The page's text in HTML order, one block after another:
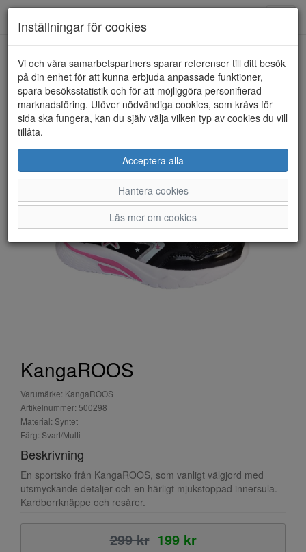
HEM KANGAROOS
KangaROOS
Varumärke: KangaROOS
Artikelnummer: 500298
Material: Syntet
Färg: Svart/Multi
Beskrivning
En sportsko från KangaROOS, som vanligt välgjord med
utsmyckande detaljer och en härligt mjukstoppad innersula.
Kardborrknäppe och resårer.
299 kr 199 kr
Inställningar för cookies
Vi och våra samarbetspartners sparar referenser till ditt besök
på din enhet för att kunna erbjuda anpassade funktioner,
spara besöksstatistik och för att möjliggöra personifierad
marknadsföring. Utöver nödvändiga cookies, som krävs för
sida ska fungera, kan du själv välja vilken typ av cookies du vill
tillåta.
Acceptera alla
Hantera cookies
Läs mer om cookies